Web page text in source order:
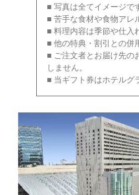
■ 写真は全てイメージで
■ 苦手な食材や食物アレ
■ 料理内容は季節や仕入
■ 他の特典・割引との併
■ ご注文者とお届け先の
しません。
■ 当ギフト券はホテルグ